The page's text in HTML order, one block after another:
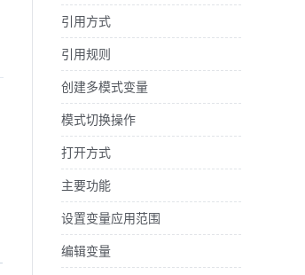
引用方式
引用规则
创建多模式变量
模式切换操作
打开方式
主要功能
设置变量应用范围
编辑变量